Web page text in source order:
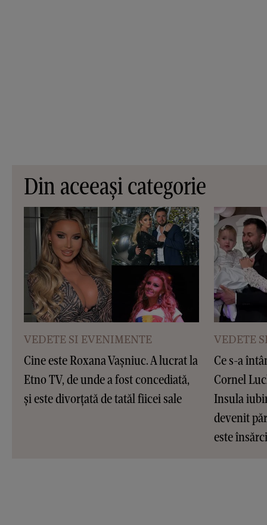
Din aceeași categorie
VEDETE SI EVENIMENTE
Cine este Roxana Vașniuc. A lucrat la
Etno TV, de unde a fost concediată,
și este divorțată de tatăl fiicei sale
VEDETE
Ce s-a
Cornel
Insula
devenit
este